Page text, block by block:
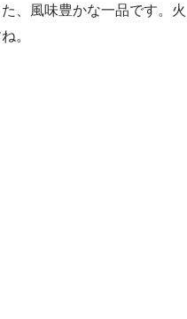
、風味豊かな一品です。火
。